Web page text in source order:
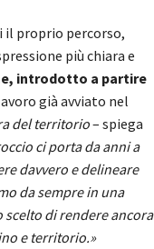
il proprio percorso,
più chiara e
introdotto a partire
già avviato nel
del territorio– spiega
ci porta da anni a
davvero e delineare
da sempre in una
di rendere ancora
e territorio.»